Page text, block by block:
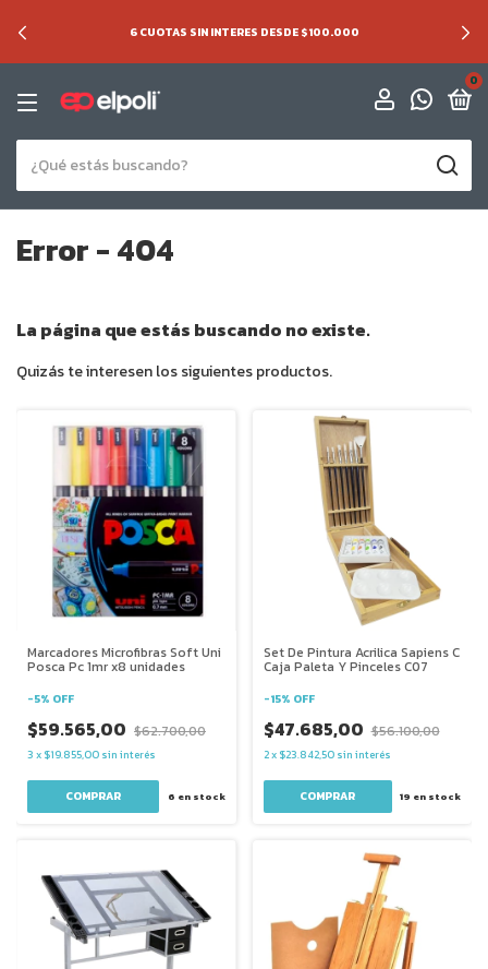
6 CUOTAS SIN INTERES DESDE $100.000
0
Error - 404
La página que estás buscando no existe.
Quizás te interesen los siguientes productos.
Marcadores Microfibras Soft Uni
Posca Pc 1mr x8 unidades
-5% OFF
$59.565,00 $62.700,00
3 x $19.855,00 sin interés
6 en stock
Set De Pintura Acrilica Sapiens C
Caja Paleta Y Pinceles C07
-15% OFF
$47.685,00 $56.100,00
2x $23.842,50 sin interés
19 en stock